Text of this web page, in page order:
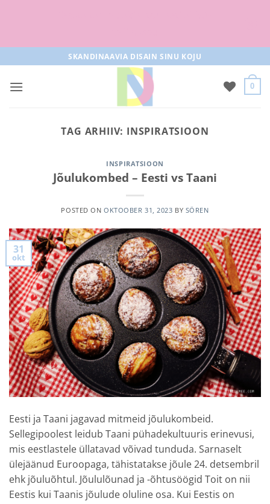
to
content
SKANDINAAVIA DISAIN SINU KOJU
0
TAG ARHIIV: INSPIRATSIOON
INSPIRATSIOON
Jõulukombed – Eesti vs Taani
POSTED ON OKTOOBER 31, 2023 BY SÖREN
31
okt
Eesti ja Taani jagavad mitmeid jõulukombeid.
Sellegipoolest leidub Taani pühadekultuuris erinevusi,
mis eestlastele üllatavad võivad tunduda. Sarnaselt
ülejäänud Euroopaga, tähistatakse jõule 24. detsembril
ehk jõuluõhtul. Jõululõunad ja -õhtusöögid Toit on nii
Eestis kui Taanis jõulude oluline osa. Kui Eestis on